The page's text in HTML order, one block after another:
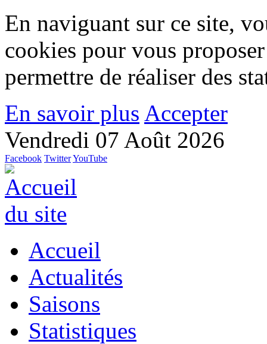
En naviguant sur ce site,
cookies pour vous
permettre de réaliser des
En savoir plus Accepter
Vendredi 07 Août 2026
Facebook TwitterYouTube
Accueil
Actualités
Saisons
Statistiques